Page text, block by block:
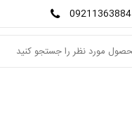
09211363884